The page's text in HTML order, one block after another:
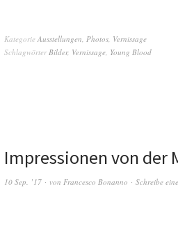
Kategorie Ausstellungen, Photos, Vernissage
SchlagwörterBilder, Vernissage, Young Blood
Impressionen von der
10 Sep. ’17 von Francesco Bonanno Schreibe